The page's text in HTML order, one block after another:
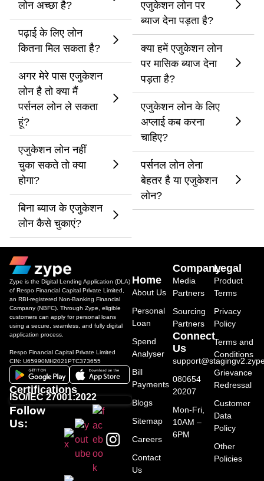
लोन अच्छा है?
पढ़ाई के लिए लोन
कितना मिल सकता है?
अगर मेरे पास एजुकेशन
लोन है तो क्या मैं
पर्सनल लोन ले सकता
हूं?
एजुकेशन लोन नहीं
चुका सकते तो क्या
होगा?
बिना ब्याज के एजुकेशन
लोन कैसे चुकाएं?
एजुकेशन लोन पर
ब्याज देना पड़ता है?
क्या हमें एजुकेशन लोन
पर मासिक ब्याज देना
पड़ता है?
एजुकेशन लोन के लिए
अप्लाई कब करना
चाहिए?
पर्सनल लोन लेना
बेहतर है या एजुकेशन
लोन?
Zype is the Digital Lending Application (DLA)
of Respo Financial Capital Private Limited,
an RBI-registered Non-Banking Financial
Company (NBFC). Through Zype, eligible
customers can apply for personal loans
using a secure, seamless, and fully digital
application process.
Respo Financial Capital Private Limited
CIN: U65990MH2021PTC373655
Certifications
ISO/IEC 27001:2022
Follow
Us:
Home
About Us
Personal
Loan
Spend
Analyser
Bill
Payments
Blogs
Sitemap
Careers
Contact
Us
Company
Media
Partners
Sourcing
Partners
Connect
Us
080654
20207
Mon-Fri,
10AM –
6PM
Legal
Product
Terms
Privacy
Policy
Terms and
Conditions
Grievance
Redressal
Customer
Data
Policy
Other
Policies